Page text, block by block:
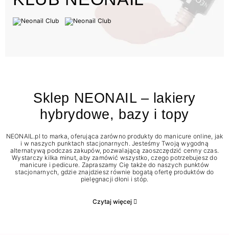
Sklep NEONAIL – lakiery
hybrydowe, bazy i topy
NEONAIL.pl to marka, oferująca zarówno produkty do manicure online, jak
i w naszych punktach stacjonarnych. Jesteśmy Twoją wygodną
alternatywą podczas zakupów, pozwalającą zaoszczędzić cenny czas.
Wystarczy kilka minut, aby zamówić wszystko, czego potrzebujesz do
manicure i pedicure. Zapraszamy Cię także do naszych punktów
stacjonarnych, gdzie znajdziesz równie bogatą ofertę produktów do
pielęgnacji dłoni i stóp.
Czytaj więcej